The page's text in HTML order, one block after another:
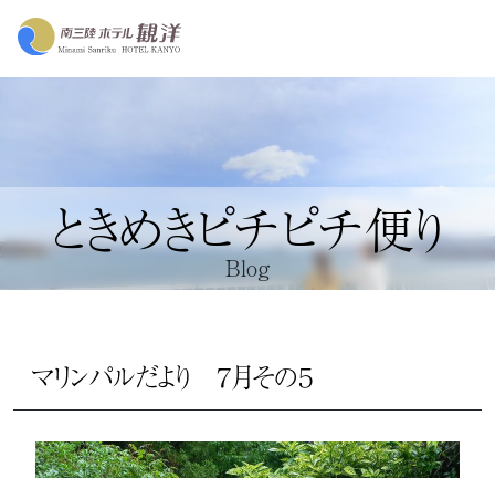
ときめきピチピチ便り
Blog
マリンパルだより ７月その５